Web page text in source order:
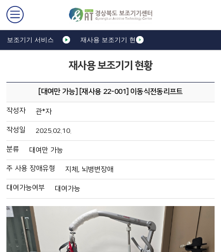
재사용 보조기기 현황
보조기기 서비스 재사용 보조기기 현황
[대여만 가능] [재사용 22-001] 이동식전동리프트
작성자 관*자
작성일 2025.02.10.
분류 대여만 가능
주 사용 장애유형 지체, 뇌병변장애
대여가능여부 대여가능